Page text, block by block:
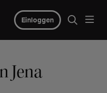
Einloggen
Jena